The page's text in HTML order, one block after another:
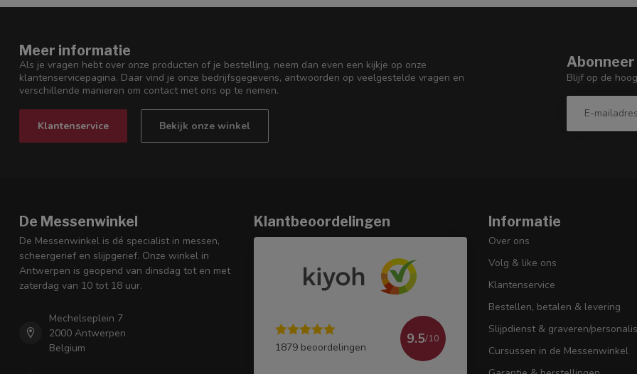
Meer informatie
Als je vragen hebt over onze producten of je bestelling, neem dan even een kijkje op onze
klantenservicepagina. Daar vind je onze bedrijfsgegevens, antwoorden op veelgestelde vragen en
verschillende manieren om contact met ons op te nemen.
Klantenservice Bekijk onze winkel
Blijf op de
De Messenwinkel
De Messenwinkel is dé specialist in messen,
scheergerief en slijpgerief. Onze winkel in
Antwerpen is geopend van dinsdag tot en met
zaterdag van 10 tot 18 uur.
Mechelseplein 7
2000 Antwerpen
Belgium
Klantbeoordelingen
1879 beoordelingen
9.5/10
Informatie
Over ons
Volg & like ons
Klantenservice
Bestellen, betalen & levering
Slijpdienst & graveren/
Cursussen in de Messenwinkel